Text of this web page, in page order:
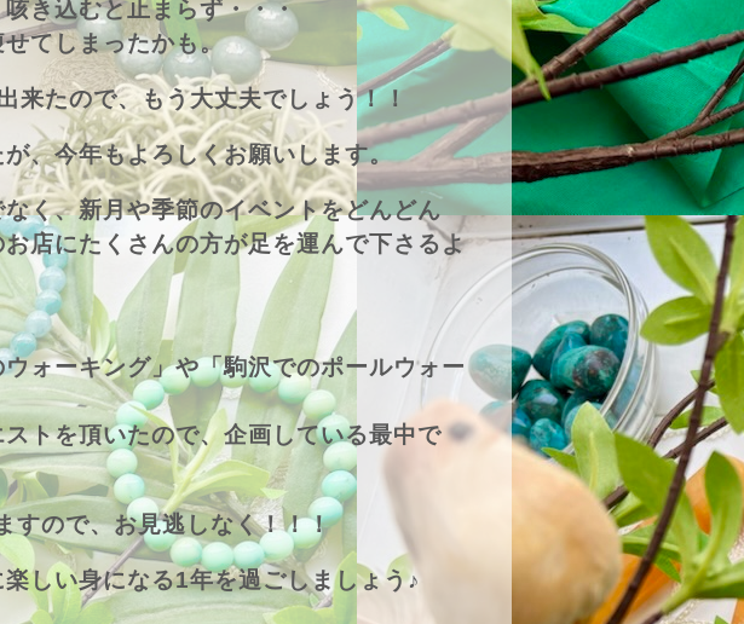
き込むと止まらず・・・
てしまったかも。
来たので、もう大丈夫でしょう！！
、今年もよろしくお願いします。
く、新月や季節のイベントをどんどん
店にたくさんの方が足を運んで下さるよ
ォーキング」や「駒沢でのポールウォー
トを頂いたので、企画している最中で
すので、お見逃しなく！！！
しい身になる1年を過ごしましょう♪